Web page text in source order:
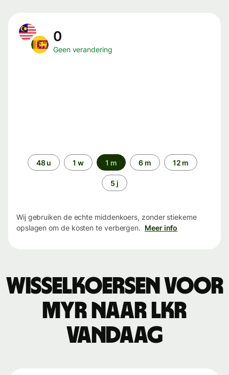
0
Geen verandering
Periode48 u 1 w 1 m 6 m 12 m
5 j
Wij gebruiken de echte middenkoers, zonder stiekeme
opslagen om de kosten te verbergen. Meer info
Wisselkoersen voor
MYR naar LKR
vandaag